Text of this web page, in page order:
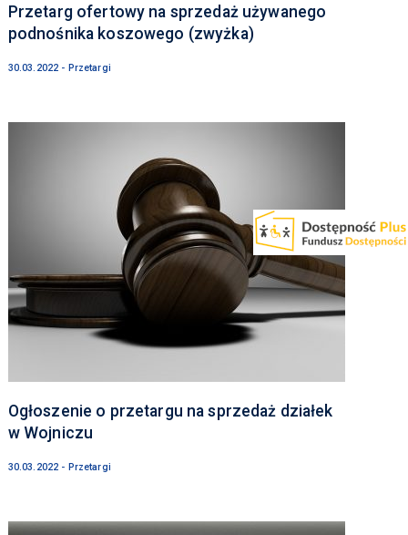
Przetarg ofertowy na sprzedaż używanego
podnośnika koszowego (zwyżka)
30.03.2022 - Przetargi
Ogłoszenie o przetargu na sprzedaż działek
w Wojniczu
30.03.2022 - Przetargi